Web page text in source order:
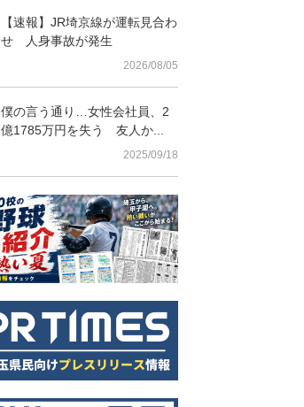
【速報】JR埼京線が運転見合わ
せ 人身事故が発生
2026/08/05
僕の言う通り…女性会社員、2
億1785万円を失う 友人か...
2025/09/18